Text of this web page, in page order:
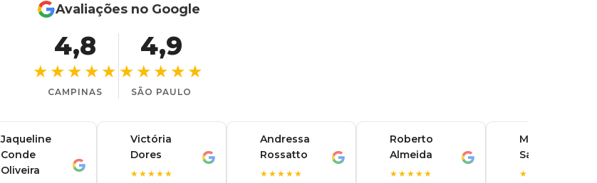
Avaliações no Google
4,8
★★★★★
CAMPINAS
4,9
★★★★★
SÃO PAULO
Jaqueline
Conde
Oliveira
Victória
Dores
★★★★★
Andressa
Rossatto
★★★★★
Roberto
Almeida
★★★★★
Marina
Santos
★★★★★